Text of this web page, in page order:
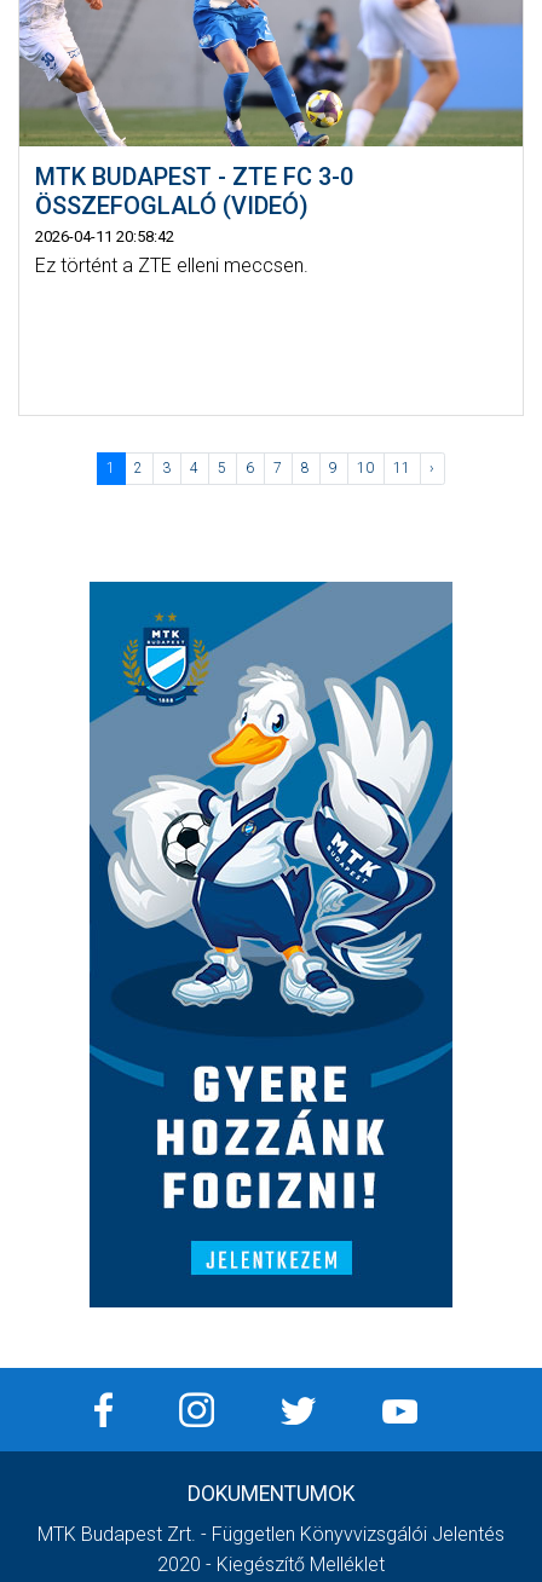
MTK BUDAPEST - ZTE FC 3-0
ÖSSZEFOGLALÓ (VIDEÓ)
2026-04-11 20:58:42
Ez történt a ZTE elleni meccsen.
1 2 3 4 5 6 7 8 9 10 11 ›
DOKUMENTUMOK
MTK Budapest Zrt. - Független Könyvvizsgálói Jelentés
2020 - Kiegészítő Melléklet